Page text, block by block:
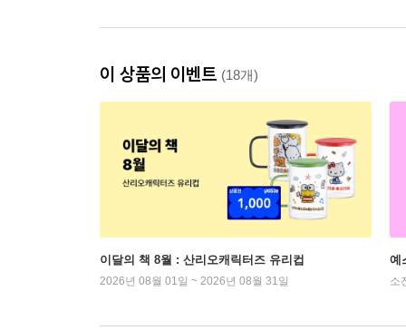
이 상품의 이벤트 (18개)
이달의 책 8월 : 산리오캐릭터즈 유리컵
2026년 08월 01일 ~ 2026년 08월 31일
예
소